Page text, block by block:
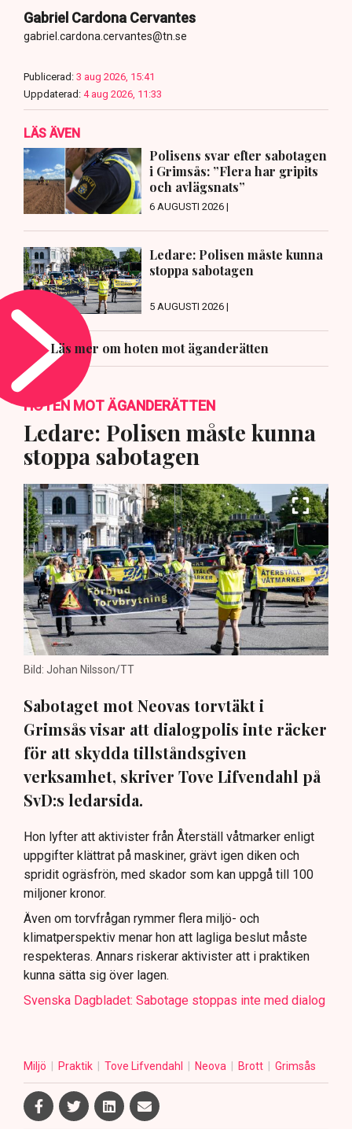
Gabriel Cardona Cervantes
gabriel.cardona.cervantes@tn.se
Publicerad: 3 aug 2026, 15:41
Uppdaterad: 4 aug 2026, 11:33
LÄS ÄVEN
Polisens svar efter sabotagen
i Grimsås: ”Flera har gripits
och avlägsnats”
6 AUGUSTI 2026 |
Ledare: Polisen måste kunna
stoppa sabotagen
5 AUGUSTI 2026 |
Läs mer om hoten mot äganderätten
HOTEN MOT ÄGANDERÄTTEN
Ledare: Polisen måste kunna
stoppa sabotagen
Bild: Johan Nilsson/TT
Sabotaget mot Neovas torvtäkt i
Grimsås visar att dialogpolis inte räcker
för att skydda tillståndsgiven
verksamhet, skriver Tove Lifvendahl på
SvD:s ledarsida.
Hon lyfter att aktivister från Återställ våtmarker enligt
uppgifter klättrat på maskiner, grävt igen diken och
spridit ogräsfrön, med skador som kan uppgå till 100
miljoner kronor.
Även om torvfrågan rymmer flera miljö- och
klimatperspektiv menar hon att lagliga beslut måste
respekteras. Annars riskerar aktivister att i praktiken
kunna sätta sig över lagen.
Svenska Dagbladet: Sabotage stoppas inte med dialog
Miljö Praktik Tove Lifvendahl Neova Brott Grimsås